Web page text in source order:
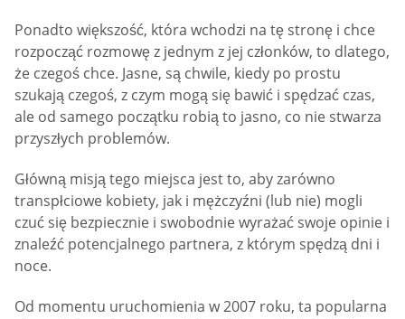
Ponadto większość, która wchodzi na tę stronę i chce
rozpocząć rozmowę z jednym z jej członków, to dlatego,
że czegoś chce. Jasne, są chwile, kiedy po prostu
szukają czegoś, z czym mogą się bawić i spędzać czas,
ale od samego początku robią to jasno, co nie stwarza
przyszłych problemów.
Główną misją tego miejsca jest to, aby zarówno
transpłciowe kobiety, jak i mężczyźni (lub nie) mogli
czuć się bezpiecznie i swobodnie wyrażać swoje opinie i
znaleźć potencjalnego partnera, z którym spędzą dni i
noce.
Od momentu uruchomienia w 2007 roku, ta popularna